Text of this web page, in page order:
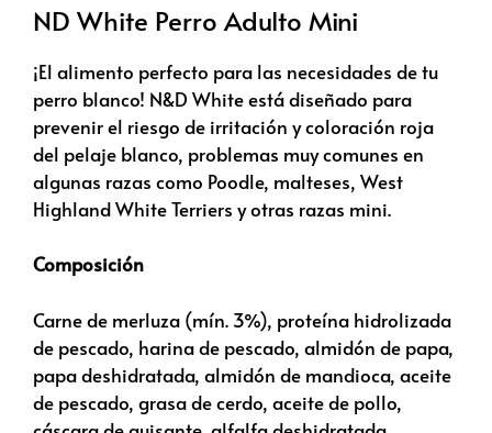
ND White Perro Adulto Mini
¡El alimento perfecto para las necesidades de tu
perro blanco! N&D White está diseñado para
prevenir el riesgo de irritación y coloración roja
del pelaje blanco, problemas muy comunes en
algunas razas como Poodle, malteses, West
Highland White Terriers y otras razas mini.
Composición
Carne de merluza (mín. 3%), proteína hidrolizada
de pescado, harina de pescado, almidón de papa,
papa deshidratada, almidón de mandioca, aceite
de pescado, grasa de cerdo, aceite de pollo,